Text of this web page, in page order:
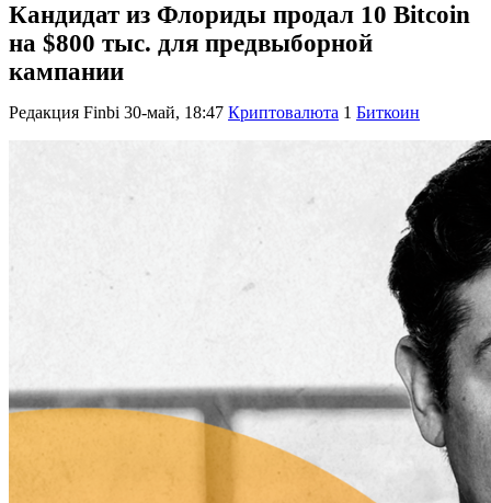
Кандидат из Флориды продал 10 Bitcoin
на $800 тыс. для предвыборной
кампании
Редакция Finbi 30-май, 18:47 Криптовалюта 1 Биткоин